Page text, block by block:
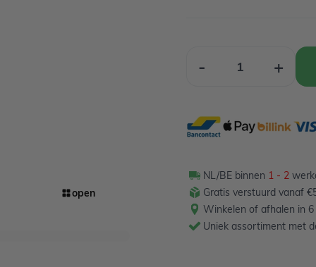
open
- +
NL/BE binnen 1 - 2
Gratis verstuurd vanaf
Winkelen of afhalen in
Uniek assortiment met